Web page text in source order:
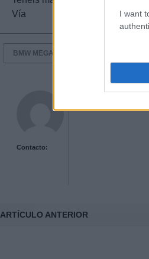
I want
Vía
BMW MEGACITY
Contacto:
ARTÍCULO ANTERIOR